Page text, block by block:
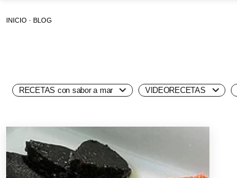
INICIO · BLOG
RECETAS con sabor a mar VIDEORECETAS